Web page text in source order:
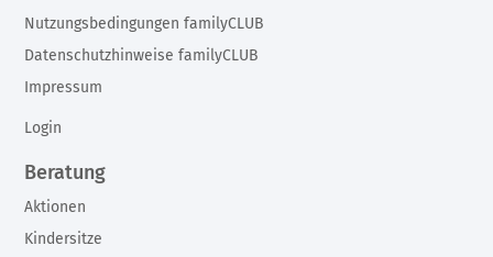
Beratung
Aktionen
Kindersitze
Nutzungsbedingungen familyCLUB
Datenschutzhinweise familyCLUB
Impressum
Login